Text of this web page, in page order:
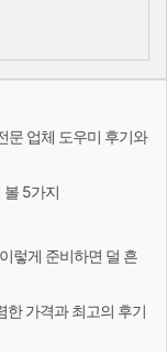
문 업체 도우미 후기와
볼 5가지
렇게 준비하면 덜 흔
한 가격과 최고의 후기